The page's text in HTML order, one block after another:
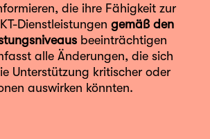
die ihre Fähigkeit zur
Dienstleistungen gemäß den
beeinträchtigen
alle Änderungen, die sich
Unterstützung kritischer oder
auswirken könnten.